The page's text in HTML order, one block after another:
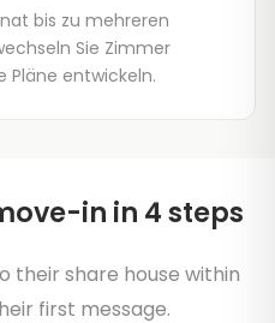
bis zu mehreren
Sie Zimmer
Pläne entwickeln.
in in 4 steps
their share house within
first message.